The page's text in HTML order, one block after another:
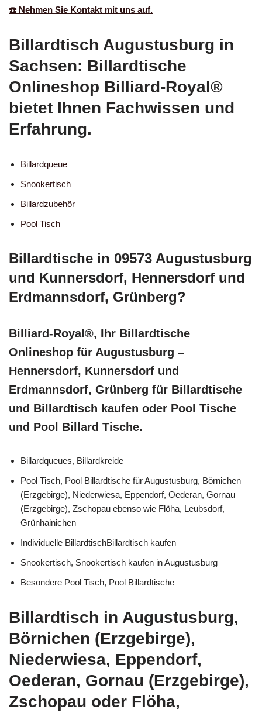
☎️ Nehmen Sie Kontakt mit uns auf.
Billardtisch Augustusburg in
Sachsen: Billardtische
Onlineshop Billiard-Royal®
bietet Ihnen Fachwissen und
Erfahrung.
Billardqueue
Snookertisch
Billardzubehör
Pool Tisch
Billardtische in 09573 Augustusburg
und Kunnersdorf, Hennersdorf und
Erdmannsdorf, Grünberg?
Billiard-Royal®, Ihr Billardtische
Onlineshop für Augustusburg –
Hennersdorf, Kunnersdorf und
Erdmannsdorf, Grünberg für Billardtische
und Billardtisch kaufen oder Pool Tische
und Pool Billard Tische.
Billardqueues, Billardkreide
Pool Tisch, Pool Billardtische für Augustusburg, Börnichen
(Erzgebirge), Niederwiesa, Eppendorf, Oederan, Gornau
(Erzgebirge), Zschopau ebenso wie Flöha, Leubsdorf,
Grünhainichen
Individuelle BillardtischBillardtisch kaufen
Snookertisch, Snookertisch kaufen in Augustusburg
Besondere Pool Tisch, Pool Billardtische
Billardtisch in Augustusburg,
Börnichen (Erzgebirge),
Niederwiesa, Eppendorf,
Oederan, Gornau (Erzgebirge),
Zschopau oder Flöha,